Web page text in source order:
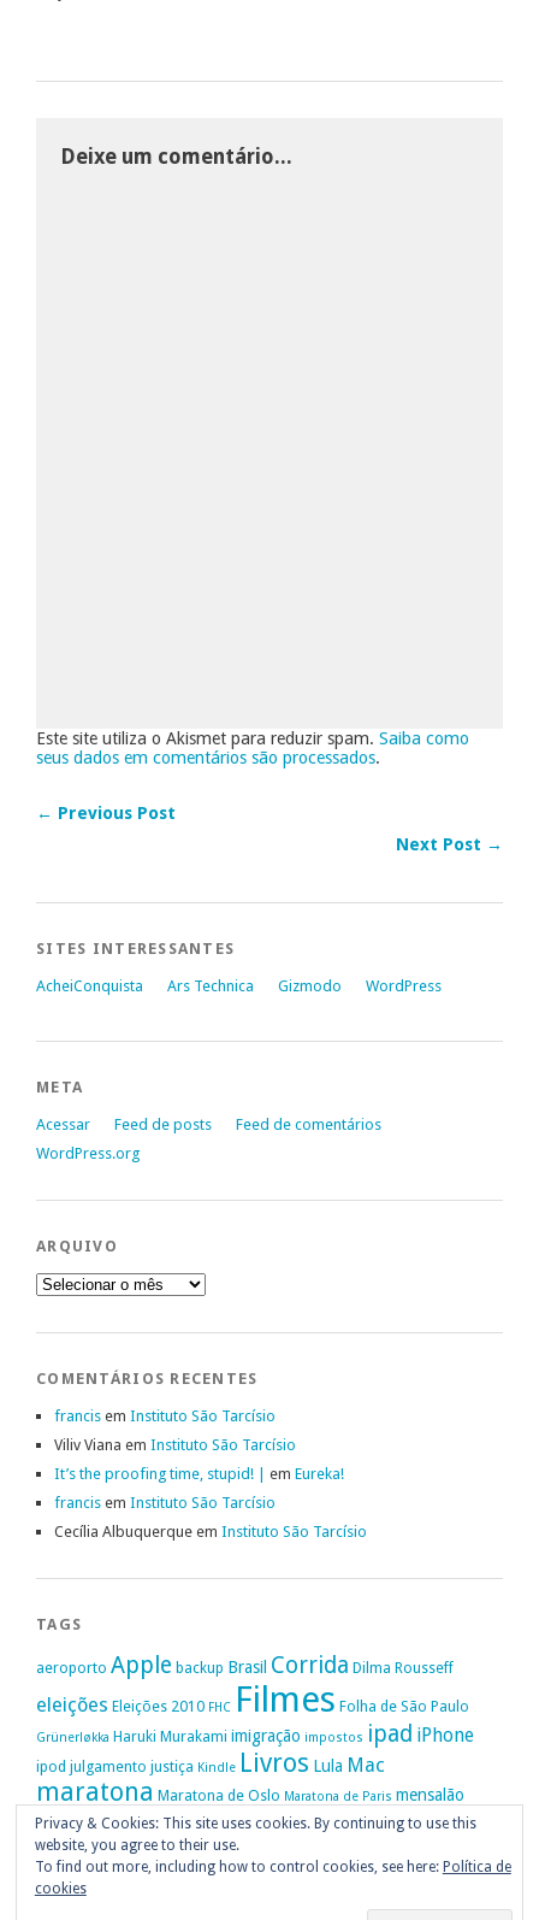
Deixe um comentário...
Este site utiliza o Akismet para reduzir spam. Saiba como
seus dados em comentários são processados.
← Previous Post
Next Post →
SITES INTERESSANTES
AcheiConquista Ars Technica Gizmodo WordPress
META
Acessar Feed de posts
Feed de comentários
WordPress.org
ARQUIVO
Arquivo
COMENTÁRIOS RECENTES
francis em Instituto São Tarcísio
Viliv Viana em Instituto São Tarcísio
It’s the proofing time, stupid! | em Eureka!
francis em Instituto São Tarcísio
Cecília Albuquerque em Instituto São Tarcísio
TAGS
aeroporto Apple backup Brasil Corrida Dilma Rousseff
eleições Eleições 2010 FHC Filmes Folha de São Paulo
Grünerløkka Haruki Murakami imigração impostos ipad iPhone
ipod julgamento justiça Kindle Livros Lula Mac
maratona Maratona de Oslo Maratona de Paris mensalão
movimento passe livre música nike Noruega OAB OiOsloPolítica
Portugal Privacidade protestos PT
Vitória da Conquista
Privacy & Cookies: This site uses cookies. By continuing to use this
website, you agree to their use.
To find out more, including how to control cookies, see here: Política de
cookies